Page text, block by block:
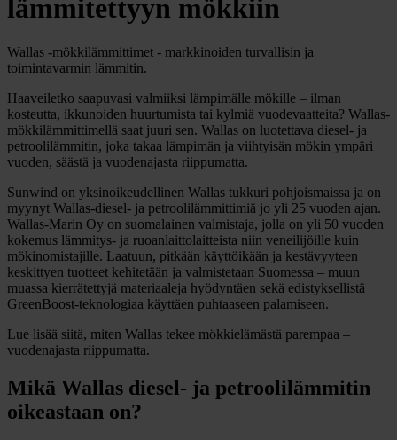
lämmitettyyn mökkiin
Wallas -mökkilämmittimet - markkinoiden turvallisin ja
toimintavarmin lämmitin.
Haaveiletko saapuvasi valmiiksi lämpimälle mökille – ilman
kosteutta, ikkunoiden huurtumista tai kylmiä vuodevaatteita? Wallas-
mökkilämmittimellä saat juuri sen. Wallas on luotettava diesel- ja
petroolilämmitin, joka takaa lämpimän ja viihtyisän mökin ympäri
vuoden, säästä ja vuodenajasta riippumatta.
Sunwind on yksinoikeudellinen Wallas tukkuri pohjoismaissa ja on
myynyt Wallas-diesel- ja petroolilämmittimiä jo yli 25 vuoden ajan.
Wallas-Marin Oy on suomalainen valmistaja, jolla on yli 50 vuoden
kokemus lämmitys- ja ruoanlaittolaitteista niin veneilijöille kuin
mökinomistajille. Laatuun, pitkään käyttöikään ja kestävyyteen
keskittyen tuotteet kehitetään ja valmistetaan Suomessa – muun
muassa kierrätettyjä materiaaleja hyödyntäen sekä edistyksellistä
GreenBoost-teknologiaa käyttäen puhtaaseen palamiseen.
Lue lisää siitä, miten Wallas tekee mökkielämästä parempaa –
vuodenajasta riippumatta.
Mikä Wallas diesel- ja petroolilämmitin
oikeastaan on?